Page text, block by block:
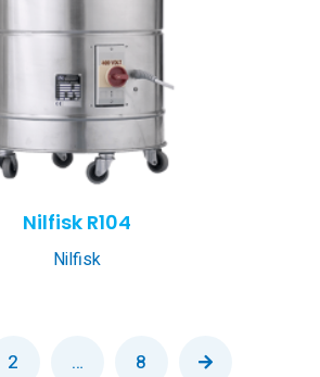
Nilfisk R104
Nilfisk
2 … 8